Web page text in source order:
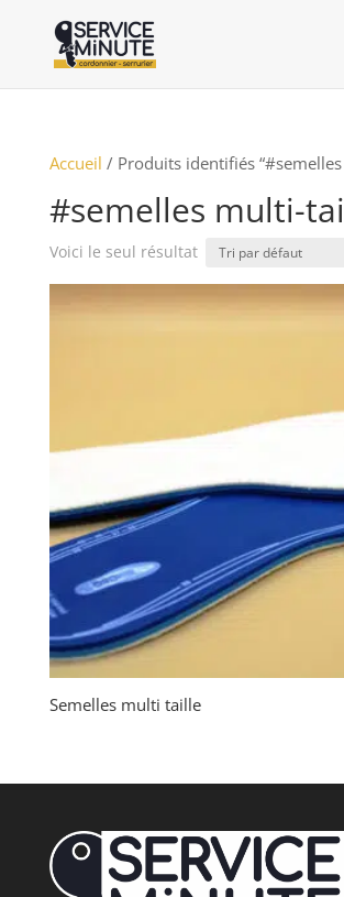
Accueil / Produits identifiés
#semelles multi-
Voici le seul résultat
Semelles multi taille